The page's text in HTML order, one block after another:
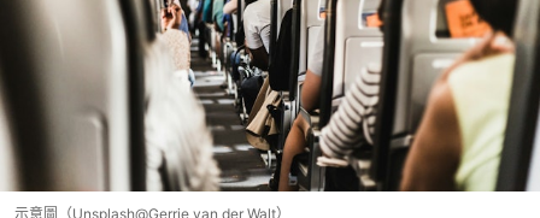
示意圖（Unsplash@Gerrie van der Walt）